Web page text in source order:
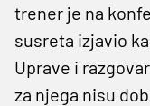
trener je na
susreta izjavio
Uprave i
za njega nisu